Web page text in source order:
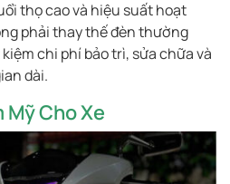
thọ cao và hiệu suất hoạt
phải thay thế đèn thường
chi phí bảo trì, sửa chữa và
dài.
Mỹ Cho Xe